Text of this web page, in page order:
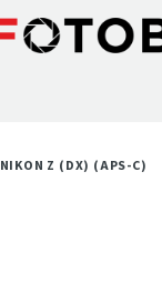
NIKON Z (DX) (APS-C)